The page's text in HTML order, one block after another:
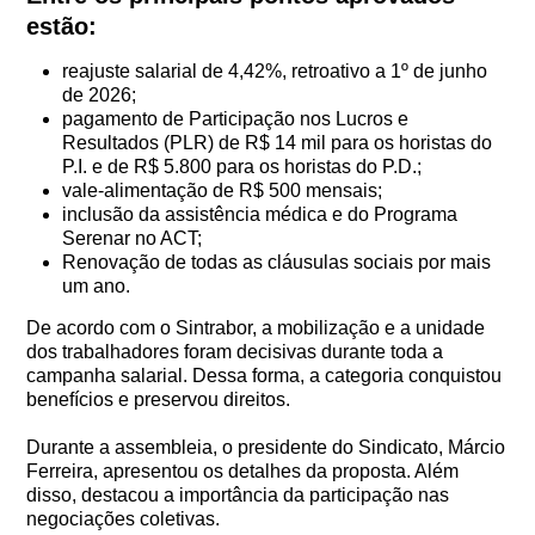
estão:
reajuste salarial de 4,42%, retroativo a 1º de junho
de 2026;
pagamento de Participação nos Lucros e
Resultados (PLR) de R$ 14 mil para os horistas do
P.I. e de R$ 5.800 para os horistas do P.D.;
vale-alimentação de R$ 500 mensais;
inclusão da assistência médica e do Programa
Serenar no ACT;
Renovação de todas as cláusulas sociais por mais
um ano.
De acordo com o Sintrabor, a mobilização e a unidade
dos trabalhadores foram decisivas durante toda a
campanha salarial. Dessa forma, a categoria conquistou
benefícios e preservou direitos.
Durante a assembleia, o presidente do Sindicato, Márcio
Ferreira, apresentou os detalhes da proposta. Além
disso, destacou a importância da participação nas
negociações coletivas.